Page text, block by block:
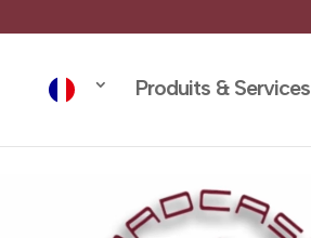
Produits & Services